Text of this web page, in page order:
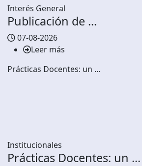
Interés General
Publicación de ...
07-08-2026
Leer más
Prácticas Docentes: un ...
Institucionales
Prácticas Docentes: un ...